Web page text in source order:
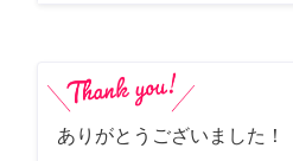
ありがとうございました！